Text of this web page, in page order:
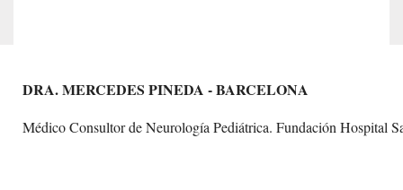
DRA. MERCEDES PINEDA - BARCELONA
Médico Consultor de Neurología Pediátrica. Fundación Hospital